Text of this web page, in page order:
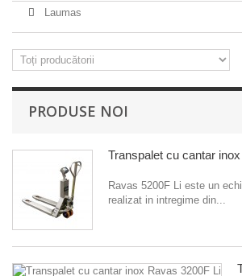
Laumas
PRODUSE NOI
Transpalet cu cantar
Ravas 5200F Li este un
realizat in intregime din...